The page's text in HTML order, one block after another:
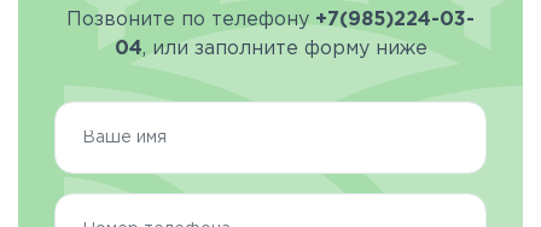
Позвоните по телефону +7(985)224-03-
04, или заполните форму ниже